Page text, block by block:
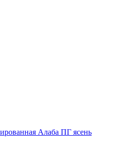
Алаба ПГ ясень